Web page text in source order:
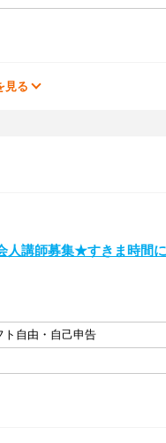
見る
講師募集★すきま時間
ト自由・自己申告